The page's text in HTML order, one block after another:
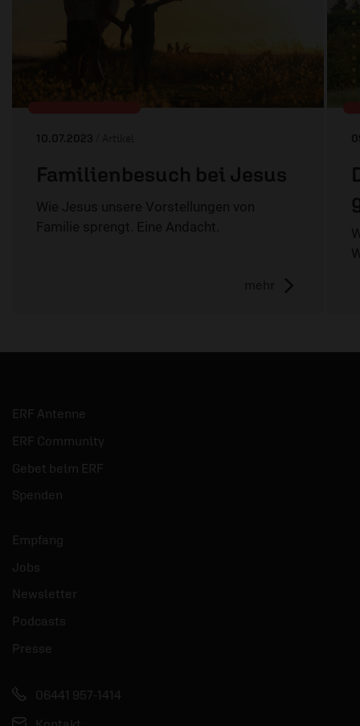
10.07.2023 / Artikel
Familienbesuch bei Jesus
Wie Jesus unsere Vorstellungen von
Familie sprengt. Eine Andacht.
mehr
ERF Antenne
ERF Community
Gebet beim ERF
Spenden
Empfang
Jobs
Newsletter
Podcasts
Presse
06441 957-1414